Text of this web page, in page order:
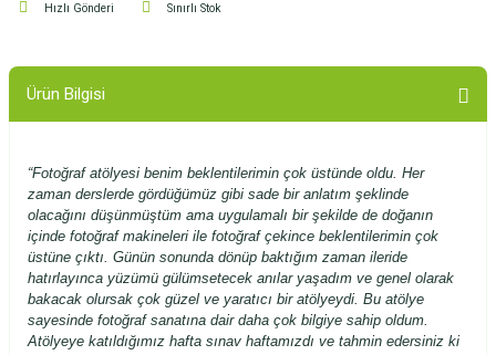
Hızlı Gönderi Sınırlı Stok
Ürün Bilgisi
“Fotoğraf atölyesi benim beklentilerimin çok üstünde oldu. Her
zaman derslerde gördüğümüz gibi sade bir anlatım şeklinde
olacağını düşünmüştüm ama uygulamalı bir şekilde de doğanın
içinde fotoğraf makineleri ile fotoğraf çekince beklentilerimin çok
üstüne çıktı. Günün sonunda dönüp baktığım zaman ileride
hatırlayınca yüzümü gülümsetecek anılar yaşadım ve genel olarak
bakacak olursak çok güzel ve yaratıcı bir atölyeydi. Bu atölye
sayesinde fotoğraf sanatına dair daha çok bilgiye sahip oldum.
Atölyeye katıldığımız hafta sınav haftamızdı ve tahmin edersiniz ki